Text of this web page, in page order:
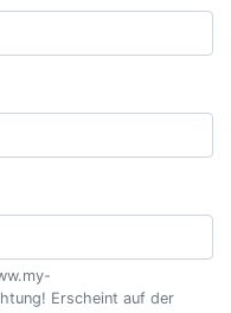
Erscheint auf der